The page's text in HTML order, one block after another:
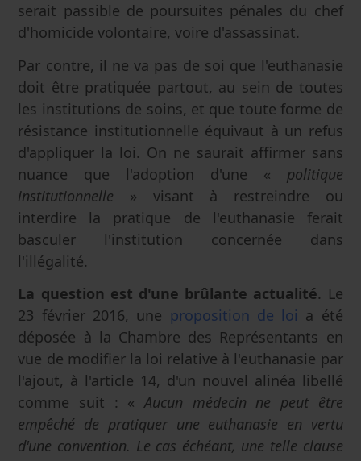
serait passible de poursuites pénales du chef
d'homicide volontaire, voire d'assassinat.
Par contre, il ne va pas de soi que l'euthanasie
doit être pratiquée partout, au sein de toutes
les institutions de soins, et que toute forme de
résistance institutionnelle équivaut à un refus
d'appliquer la loi. On ne saurait affirmer sans
nuance que l'adoption d'une « politique
institutionnelle » visant à restreindre ou
interdire la pratique de l'euthanasie ferait
basculer l'institution concernée dans
l'illégalité.
La question est d'une brûlante actualité. Le
23 février 2016, une proposition de loi a été
déposée à la Chambre des Représentants en
vue de modifier la loi relative à l'euthanasie par
l'ajout, à l'article 14, d'un nouvel alinéa libellé
comme suit : «Aucun médecin ne peut être
empêché de pratiquer une euthanasie en vertu
d'une convention. Le cas échéant, une telle clause